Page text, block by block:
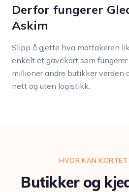
Derfor fungerer
Askim
Slipp å gjette hva mottakeren
enkelt et gavekort som
millioner andre butikker verden
nett og uten logistikk.
HVOR KAN KORTET
Butikker og